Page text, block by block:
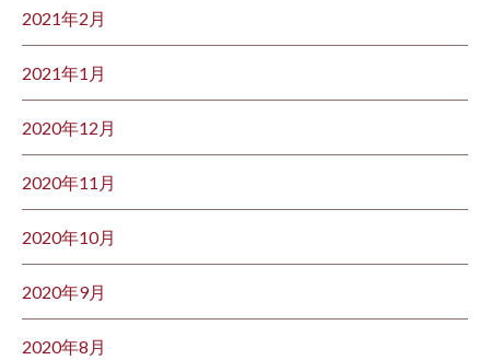
2021年2月
2021年1月
2020年12月
2020年11月
2020年10月
2020年9月
2020年8月